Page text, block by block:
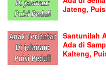
Jateng,
Santunilah
Ada di
Kalteng,